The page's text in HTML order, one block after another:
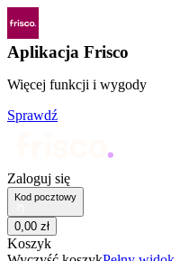
Aplikacja Frisco
Więcej funkcji i wygody
Sprawdź
Zaloguj się
Kod pocztowy
0,00 zł
Koszyk